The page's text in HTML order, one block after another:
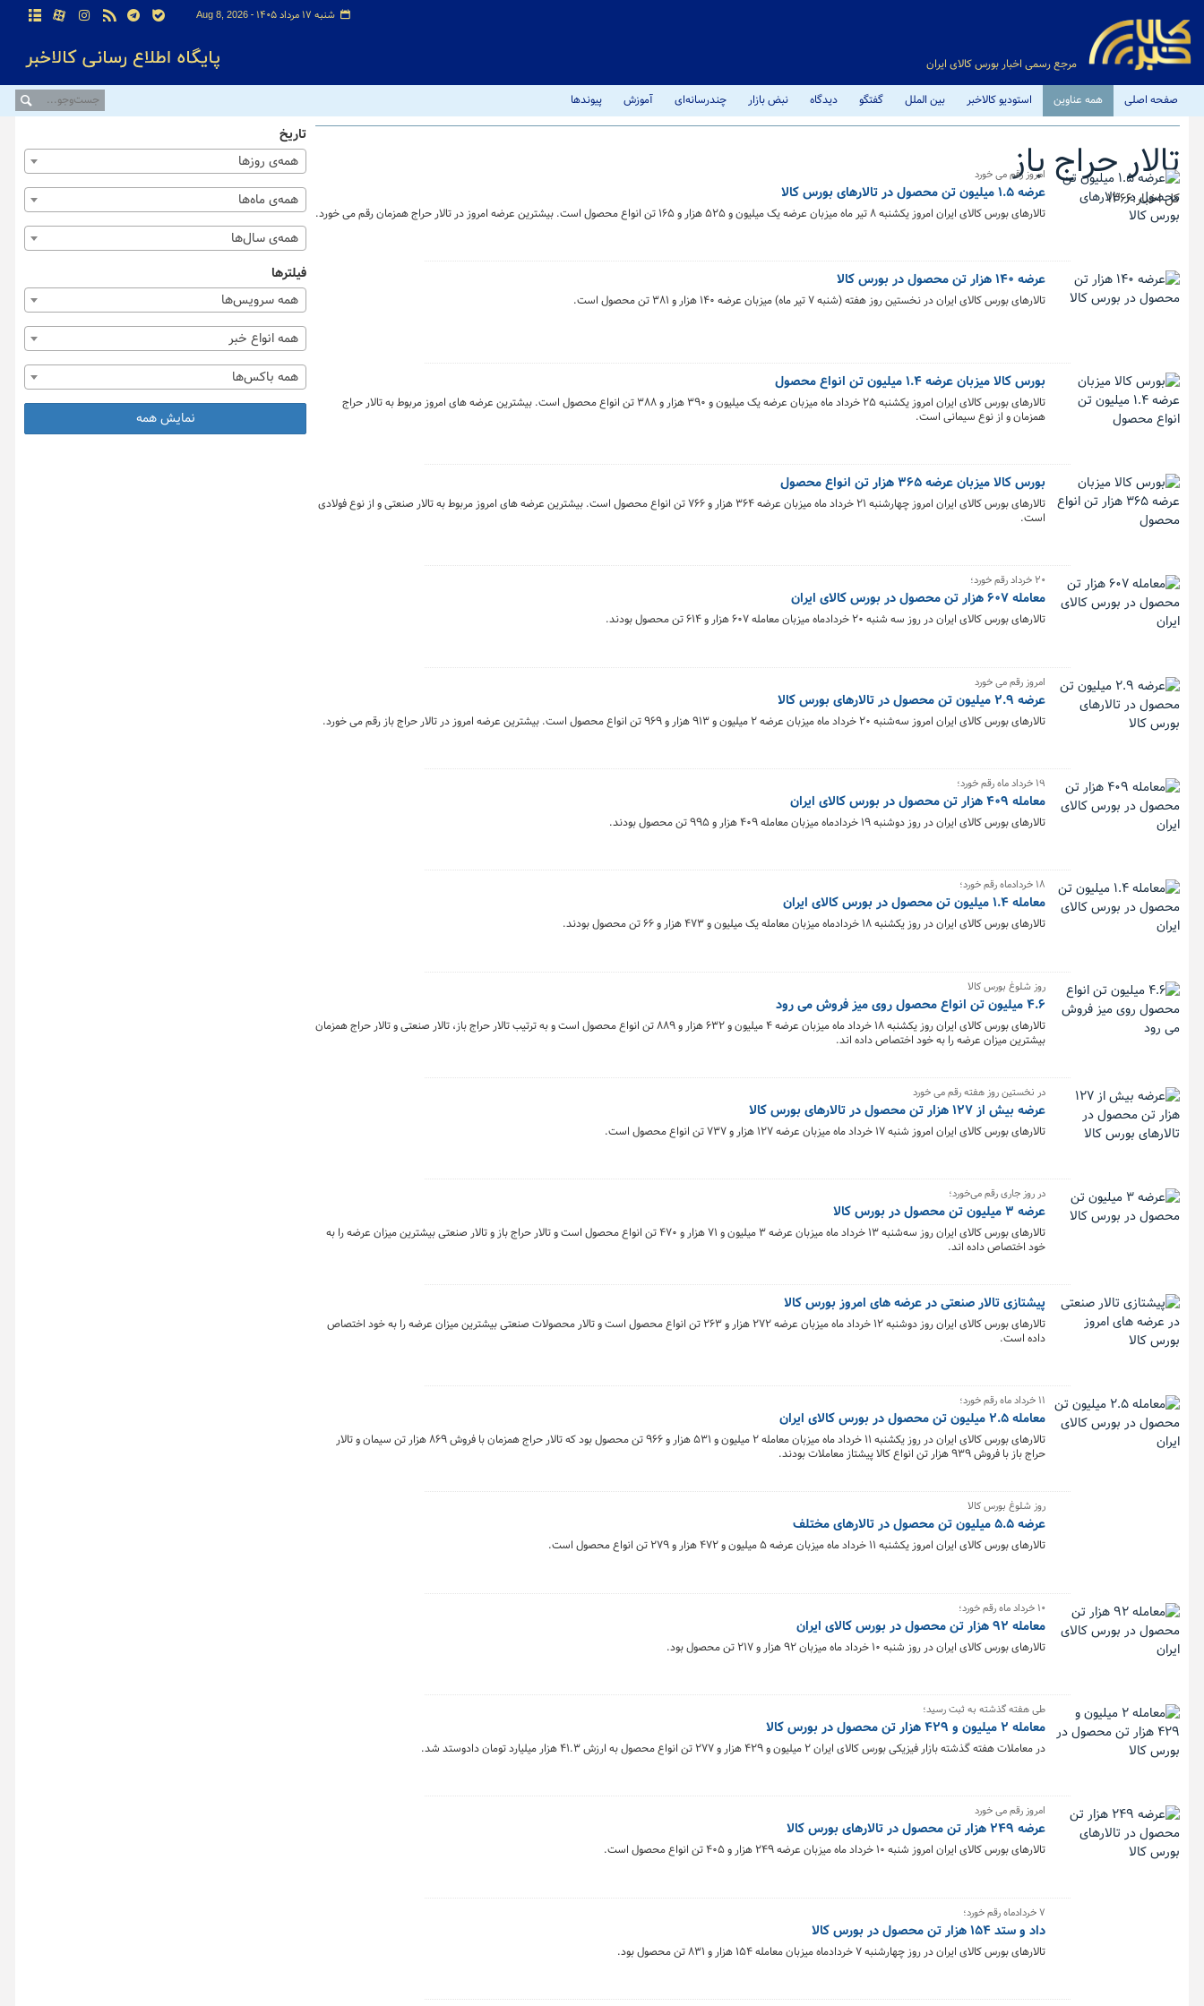
مرجع رسمی اخبار بورس کالای ایران
شنبه ۱۷ مرداد ۱۴۰۵ - Aug 8, 2026
صفحه اصلی همه عناوین استودیو کالاخبر بین الملل گفتگو دیدگاه نبض بازار چندرسانه‌ای آموزش پیوندها
تالار حراج باز
کل اخبار:1366
امروز رقم می خورد
عرضه ۱.۵ میلیون تن محصول در تالارهای بورس کالا
تالارهای بورس کالای ایران امروز یکشنبه ۸ تیر ماه میزبان عرضه یک میلیون و ۵۲۵ هزار و ۱۶۵ تن انواع محصول است. بیشترین عرضه امروز در تالار حراج همزمان رقم می خورد.
عرضه ۱۴۰ هزار تن محصول در بورس کالا
تالارهای بورس کالای ایران در نخستین روز هفته (شنبه ۷ تیر ماه) میزبان عرضه ۱۴۰ هزار و ۳۸۱ تن محصول است.
بورس کالا میزبان عرضه ۱.۴ میلیون تن انواع محصول
تالارهای بورس کالای ایران امروز یکشنبه ۲۵ خرداد ماه میزبان عرضه یک میلیون و ۳۹۰ هزار و ۳۸۸ تن انواع محصول است. بیشترین عرضه های امروز مربوط به تالار حراج
همزمان و از نوع سیمانی است.
بورس کالا میزبان عرضه ۳۶۵ هزار تن انواع محصول
تالارهای بورس کالای ایران امروز چهارشنبه ۲۱ خرداد ماه میزبان عرضه ۳۶۴ هزار و ۷۶۶ تن انواع محصول است. بیشترین عرضه های امروز مربوط به تالار صنعتی و از نوع فولادی
است.
۲۰ خرداد رقم خورد؛
معامله ۶۰۷ هزار تن محصول در بورس کالای ایران
تالارهای بورس کالای ایران در روز سه شنبه ۲۰ خردادماه میزبان معامله ۶۰۷ هزار و ۶۱۴ تن محصول بودند.
امروز رقم می خورد
عرضه ۲.۹ میلیون تن محصول در تالارهای بورس کالا
تالارهای بورس کالای ایران امروز سه‌شنبه ۲۰ خرداد ماه میزبان عرضه ۲ میلیون و ۹۱۳ هزار و ۹۶۹ تن انواع محصول است. بیشترین عرضه امروز در تالار حراج باز رقم می خورد.
۱۹ خرداد ماه رقم خورد؛
معامله ۴۰۹ هزار تن محصول در بورس کالای ایران
تالارهای بورس کالای ایران در روز دوشنبه ۱۹ خردادماه میزبان معامله ۴۰۹ هزار و ۹۹۵ تن محصول بودند.
۱۸ خردادماه رقم خورد؛
معامله ۱.۴ میلیون تن محصول در بورس کالای ایران
تالارهای بورس کالای ایران در روز یکشنبه ۱۸ خردادماه میزبان معامله یک میلیون و ۴۷۳ هزار و ۶۶ تن محصول بودند.
روز شلوغ بورس کالا
۴.۶ میلیون تن انواع محصول روی میز فروش می رود
تالارهای بورس کالای ایران روز یکشنبه ۱۸ خرداد ماه میزبان عرضه ۴ میلیون و ۶۳۲ هزار و ۸۸۹ تن انواع محصول است و به ترتیب تالار حراج باز، تالار صنعتی و تالار حراج همزمان
بیشترین میزان عرضه را به خود اختصاص داده اند.
در نخستین روز هفته رقم می خورد
عرضه بیش از ۱۲۷ هزار تن محصول در تالارهای بورس کالا
تالارهای بورس کالای ایران امروز شنبه ۱۷ خرداد ماه میزبان عرضه ۱۲۷ هزار و ۷۳۷ تن انواع محصول است.
در روز جاری رقم می‌خورد؛
عرضه ۳ میلیون تن محصول در بورس کالا
تالارهای بورس کالای ایران روز سه‌شنبه ۱۳ خرداد ماه میزبان عرضه ۳ میلیون و ۷۱ هزار و ۴۷۰ تن انواع محصول است و تالار حراج باز و تالار صنعتی بیشترین میزان عرضه را به
خود اختصاص داده اند.
پیشتازی تالار صنعتی در عرضه های امروز بورس کالا
تالارهای بورس کالای ایران روز دوشنبه ۱۲ خرداد ماه میزبان عرضه ۲۷۲ هزار و ۲۶۳ تن انواع محصول است و تالار محصولات صنعتی بیشترین میزان عرضه را به خود اختصاص
داده است.
۱۱ خرداد ماه رقم خورد؛
معامله ۲.۵ میلیون تن محصول در بورس کالای ایران
تالارهای بورس کالای ایران در روز یکشنبه ۱۱ خرداد ماه میزبان معامله ۲ میلیون و ۵۳۱ هزار و ۹۶۶ تن محصول بود که تالار حراج همزمان با فروش ۸۶۹ هزار تن سیمان و تالار
حراج باز با فروش ۹۳۹ هزار تن انواع کالا پیشتاز معاملات بودند.
روز شلوغ بورس کالا
عرضه ۵.۵ میلیون تن محصول در تالارهای مختلف
تالارهای بورس کالای ایران امروز یکشنبه ۱۱ خرداد ماه میزبان عرضه ۵ میلیون و ۴۷۲ هزار و ۲۷۹ تن انواع محصول است.
۱۰ خرداد ماه رقم خورد؛
معامله ۹۲ هزار تن محصول در بورس کالای ایران
تالارهای بورس کالای ایران در روز شنبه ۱۰ خرداد ماه میزبان ۹۲ هزار و ۲۱۷ تن محصول بود.
طی هفته گذشته به ثبت رسید؛
معامله ۲ میلیون و ۴۲۹ هزار تن محصول در بورس کالا
در معاملات هفته گذشته بازار فیزیکی بورس کالای ایران ۲ میلیون و ۴۲۹ هزار و ۲۷۷ تن انواع محصول به ارزش ۴۱.۳ هزار میلیارد تومان دادوستد شد.
امروز رقم می خورد
عرضه ۲۴۹ هزار تن محصول در تالارهای بورس کالا
تالارهای بورس کالای ایران امروز شنبه ۱۰ خرداد ماه میزبان عرضه ۲۴۹ هزار و ۴۰۵ تن انواع محصول است.
۷ خردادماه رقم خورد؛
داد و ستد ۱۵۴ هزار تن محصول در بورس کالا
تالارهای بورس کالای ایران در روز چهارشنبه ۷ خردادماه میزبان معامله ۱۵۴ هزار و ۸۳۱ تن محصول بود.
تاریخ
همه‌ی روزها
همه‌ی ماه‌ها
همه‌ی سال‌ها
فیلترها
همه سرویس‌ها
همه انواع خبر
همه باکس‌ها
نمایش همه